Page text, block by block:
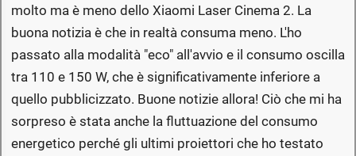
molto ma è meno dello Xiaomi Laser Cinema 2. La
buona notizia è che in realtà consuma meno. L'ho
passato alla modalità "eco" all'avvio e il consumo oscilla
tra 110 e 150 W, che è significativamente inferiore a
quello pubblicizzato. Buone notizie allora! Ciò che mi ha
sorpreso è stata anche la fluttuazione del consumo
energetico perché gli ultimi proiettori che ho testato